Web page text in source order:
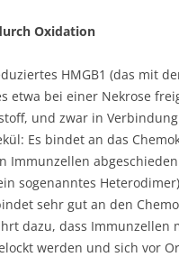
Oxidation
HMGB1 (das mit
etwa bei einer Nekrose
und zwar in
Es bindet an das
Immunzellen
sogenanntes
sehr gut an den
dazu, dass Immunzellen
werden und sich vor